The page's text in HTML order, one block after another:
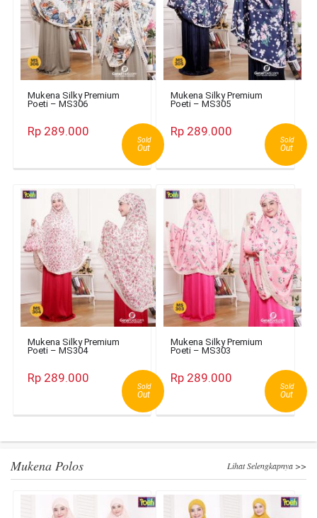
Mukena Silky Premium
Poeti – MS306
Sold
Out
Rp 289.000
Mukena Silky Premium
Poeti – MS305
Sold
Out
Rp 289.000
Mukena Silky Premium
Poeti – MS304
Sold
Out
Rp 289.000
Mukena Silky Premium
Poeti – MS303
Sold
Out
Rp 289.000
Mukena Polos Lihat Selengkapnya >>